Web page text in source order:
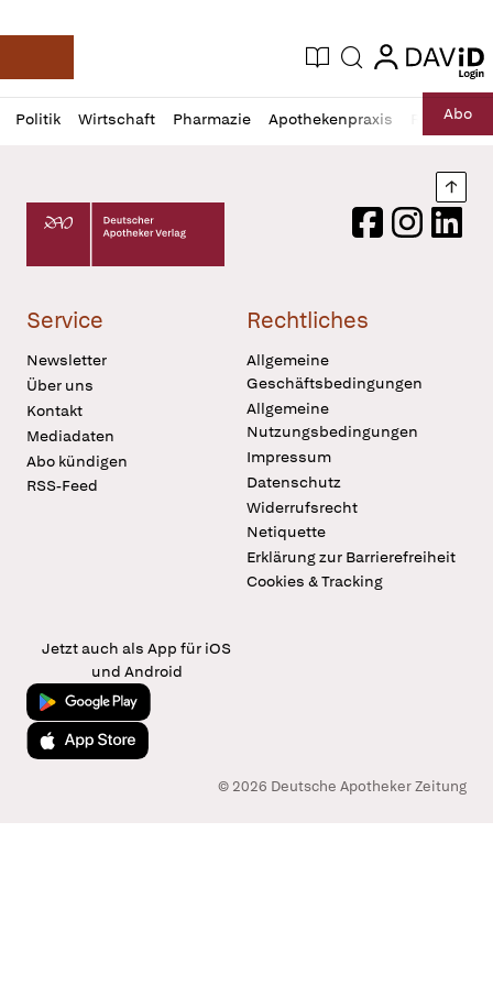
Deutsche Apotheker Zeitung
Aktuelle Ausgabe
Suche login
login
Politik Wirtschaft Pharmazie Apothekenpraxis RechtAbo
Profil
öffnen
Daz
Pur
Deutscher Apotheker Verlag Logo
FacebookInstagram
Service
Newsletter
Über uns
Kontakt
Mediadaten
Abo kündigen
RSS-Feed
Rechtliches
Allgemeine
Geschäftsbedingungen
Allgemeine
Nutzungsbedingungen
Impressum
Datenschutz
Widerrufsrecht
Netiquette
Erklärung zur Barrierefreiheit
Cookies & Tracking
Jetzt auch als App für iOS
und Android
Jetzt bei Google Play
Laden im App Store
© 2026 Deutsche Apotheker Zeitung